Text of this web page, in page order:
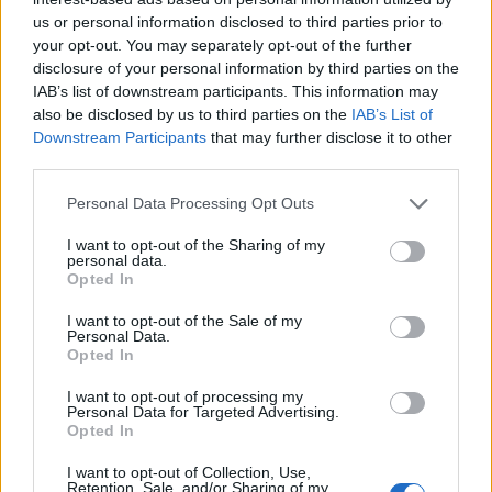
us or personal information disclosed to third parties prior to
your opt-out. You may separately opt-out of the further
disclosure of your personal information by third parties on the
IAB’s list of downstream participants. This information may
also be disclosed by us to third parties on the IAB’s List of
Downstream Participants that may further disclose it to other
Personal Data Processing Opt Outs
I want to opt-out of the Sharing of my
personal data.
Opted In
I want to opt-out of the Sale of my
Personal Data.
Opted In
I want to opt-out of processing my
Personal Data for Targeted Advertising.
Opted In
I want to opt-out of Collection, Use,
Retention, Sale, and/or Sharing of my
się ludzi, czyli scena bardzo esencjonalna.
Leśmian i Przyboś pokazują nam, że jeden
temat można uchwycić na bardzo wiele
sposobów i w każdej sytuacji życia ludzkiego
można zauważyć mnóstwo punktów odniesień,
twórcy.
Dusiołek – interpretacja wiersza
Na kołach – interpretacja
Rok nieistnienia – interpretacja
Cieśle – interpretacja